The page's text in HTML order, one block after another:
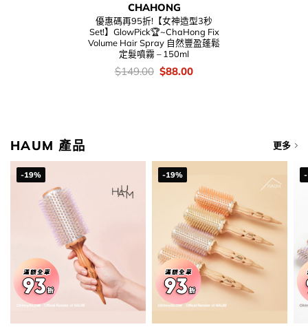
CHAHONG
優惠碼再95折!【女神造型3秒
Set!】GlowPick🏆~ChaHong Fix
Volume Hair Spray 自然豐盈蓬鬆
定髮噴霧 – 150ml
價
錢：
$149.00 Original
price
$88.00Current
HAUM 產品 更多
-19% -19%